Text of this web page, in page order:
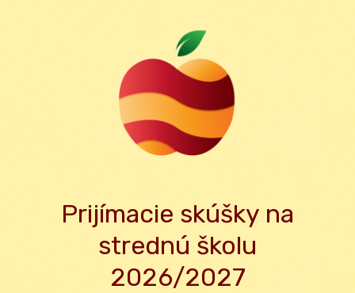
Prijímacie skúšky na
strednú školu
2026/2027